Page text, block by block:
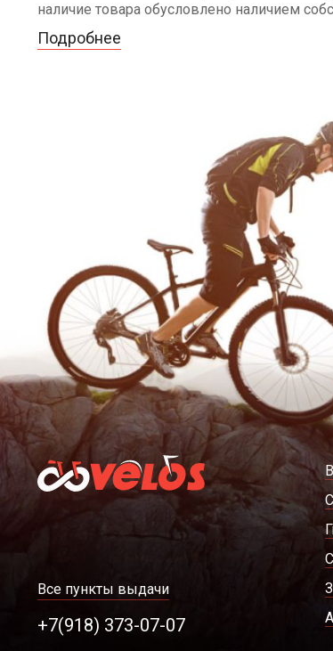
наличие товара обусловлено наличием
Подробнее
Все пункты выдачи
+7(918) 373-07-07